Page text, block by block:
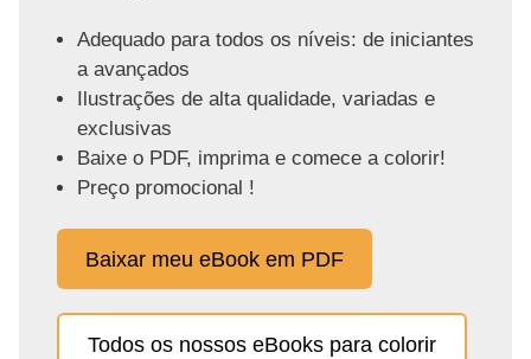
Adequado para todos os níveis: de iniciantes
a avançados
Ilustrações de alta qualidade, variadas e
exclusivas
Baixe o PDF, imprima e comece a colorir!
Preço promocional !
Baixar meu eBook em PDF
Todos os nossos eBooks para colorir